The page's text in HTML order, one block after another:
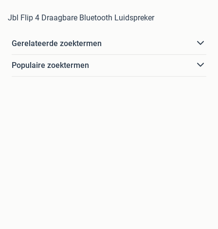
Jbl Flip 4 Draagbare Bluetooth Luidspreker
Gerelateerde zoektermen
Populaire zoektermen